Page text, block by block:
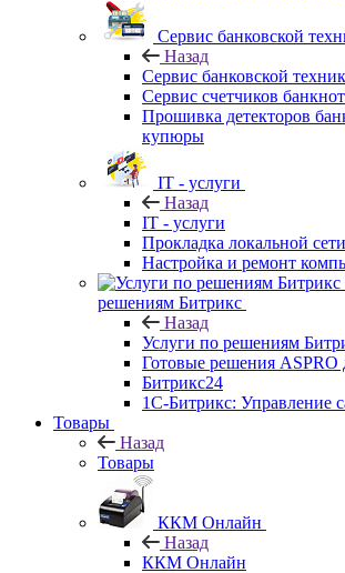
Сервис банковской
Назад
Сервис банковской
Сервис счетчиков банкнот
Прошивка детекторов
купюры
IT - услуги
Назад
IT - услуги
Прокладка локальной сети
Настройка и ремонт
решениям Битрикс
Назад
Услуги по решениям
Готовые решения ASPRO
Битрикс24
1С-Битрикс: Управление
Товары
Назад
Товары
ККМ Онлайн
Назад
ККМ Онлайн